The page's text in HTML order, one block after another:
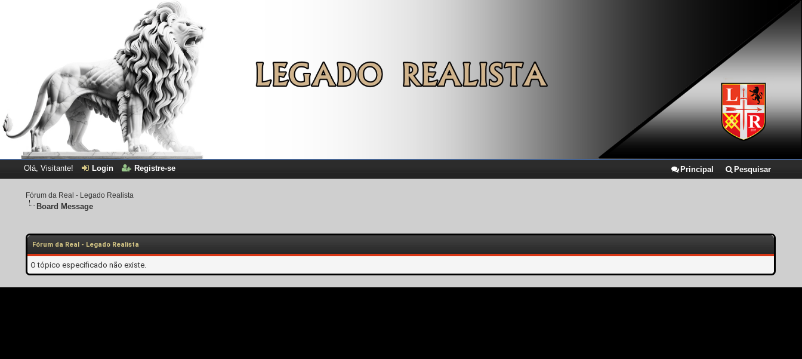
Principal Pesquisar
Olá, Visitante! Login Registre-se
Fórum da Real - Legado Realista
Board Message
Fórum da Real - Legado Realista
O tópico especificado não existe.